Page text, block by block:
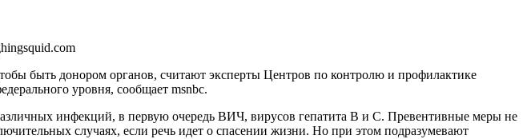
быть донором органов, считают эксперты Центров по контролю и профилактике
уровня, сообщает msnbc.
инфекций, в первую очередь ВИЧ, вирусов гепатита В и С. Превентивные меры не
случаях, если речь идет о спасении жизни. Но при этом подразумевают